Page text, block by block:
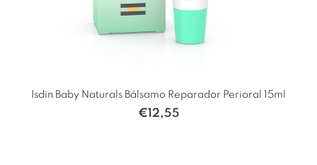
Isdin Baby Naturals Bálsamo Reparador Perioral 15ml
€12,55